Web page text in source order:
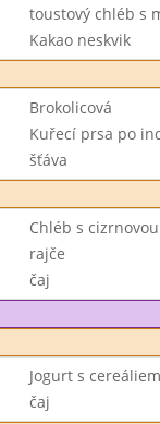
toustový chléb s
Kakao neskvik
Brokolicová
Kuřecí prsa po
šťáva
Chléb s
rajče
čaj
Jogurt s
čaj